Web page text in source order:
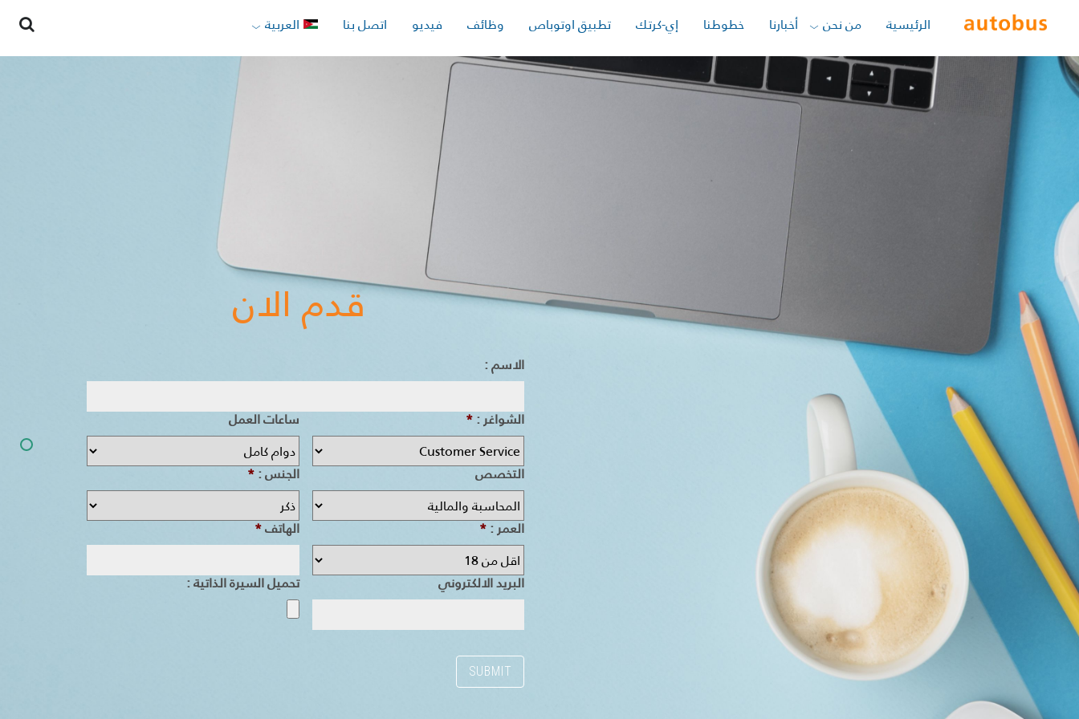
الرئيسية من نحن أخبارنا خطوطنا إي-كرتك تطبيق اوتوباص وظائف فيديو اتصل بنا العربية
قدم الان
الاسم :
الشواغر : * ساعات العمل
التخصص الجنس : *
العمر : * الهاتف *
البريد الالكتروني
تحميل السيرة الذاتية :